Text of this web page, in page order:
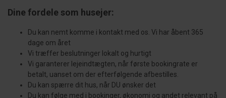
Dine fordele som husejer:
Du kan nemt komme i kontakt med os. Vi har åbent 365
dage om året
Vi træffer beslutninger lokalt og hurtigt
Vi garanterer lejeindtægten, når første bookingrate er
betalt, uanset om der efterfølgende afbestilles.
Du kan spærre dit hus, når DU ønsker det
Du kan følge med i bookinger, økonomi og andet relevant på